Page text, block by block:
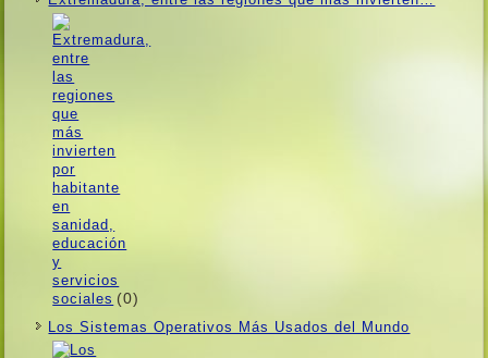
(0)
Los Sistemas Operativos Más Usados ​​del Mundo